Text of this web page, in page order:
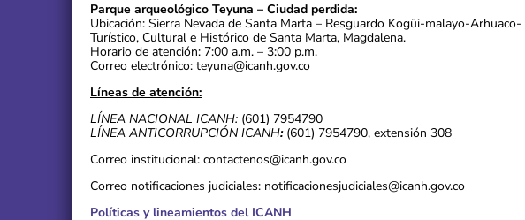
Parque arqueológico Teyuna – Ciudad perdida:
Ubicación: Sierra Nevada de Santa Marta – Resguardo Kogüi-malayo-
Turístico, Cultural e Histórico de Santa Marta, Magdalena.
Horario de atención: 7:00 a.m. – 3:00 p.m.
Correo electrónico: teyuna@icanh.gov.co
Líneas de atención:
LÍNEA NACIONAL ICANH: (601) 7954790
LÍNEA ANTICORRUPCIÓN ICANH: (601) 7954790, extensión 308
Correo institucional: contactenos@icanh.gov.co
Correo notificaciones judiciales: notificacionesjudiciales@icanh.gov.co
Políticas y lineamientos del ICANH